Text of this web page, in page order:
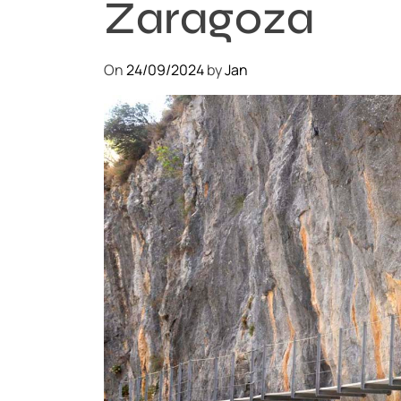
Zaragoza
On24/09/2024byJan